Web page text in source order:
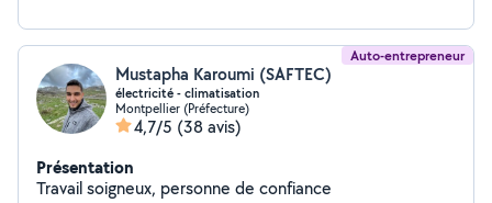
Auto-entrepreneur
Mustapha Karoumi (SAFTEC)
électricité - climatisation
Montpellier (Préfecture)
4,7/5 (38 avis)
Présentation
Travail soigneux, personne de confiance